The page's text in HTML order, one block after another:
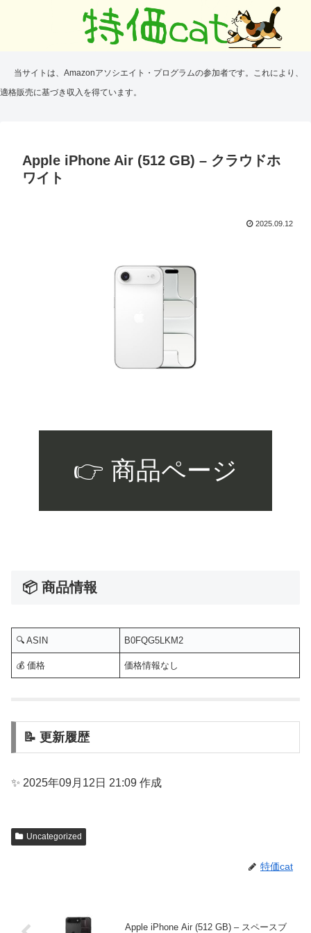
当サイトは、Amazonアソシエイト・プログラムの参加者です。これにより、
適格販売に基づき収入を得ています。
Apple iPhone Air (512 GB) – クラウドホ
ワイト
2025.09.12
👉 商品ページ
📦 商品情報
🔍 ASIN B0FQG5LKM2
💰 価格 価格情報なし
📝 更新履歴
✨ 2025年09月12日 21:09 作成
Uncategorized
特価cat
Apple iPhone Air (512 GB) – スペースブ